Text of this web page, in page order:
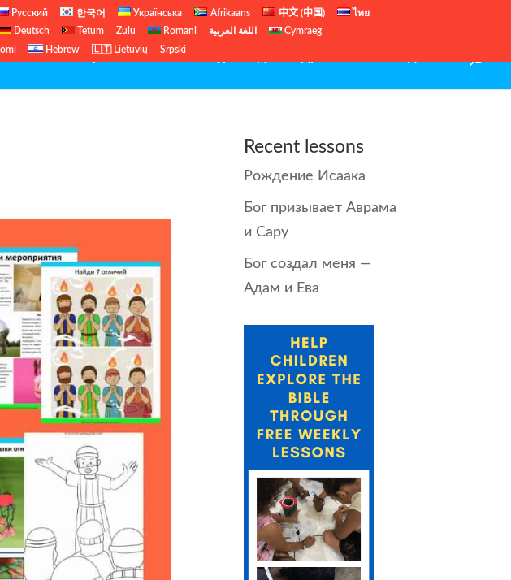
Русский 한국어 Українська Afrikaans 中文 (中国)
ไทย
Deutsch Tetum Zulu Romani اللغة العربية
Cymraeg
Hebrew 🇱🇹 Lietuvių Srpski
Урок Библейские уроки для подростков
Recent lessons
Рождение Исаака
Бог призывает Аврама
и Сару
Бог создал меня —
Адам и Ева